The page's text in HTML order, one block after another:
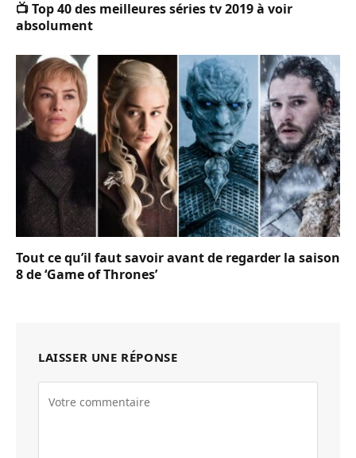
📺 Top 40 des meilleures séries tv 2019 à voir
absolument
Tout ce qu’il faut savoir avant de regarder la saison
8 de ‘Game of Thrones’
LAISSER UNE RÉPONSE